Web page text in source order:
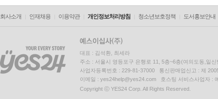
회사소개 인재채용 이용약관 개인정보처리방침 청소년보호정책 도서홍보안내
대표 : 김석환, 최세라
주소 : 서울시 영등포구 은행로 11, 5층~6층(여의도동,일신
사업자등록번호 : 229-81-37000 통신판매업신고 : 제
이메일 : yes24help@yes24.com 호스팅 서비스사업자 :
Copyright ⓒ YES24 Corp. All Rights Reserved.